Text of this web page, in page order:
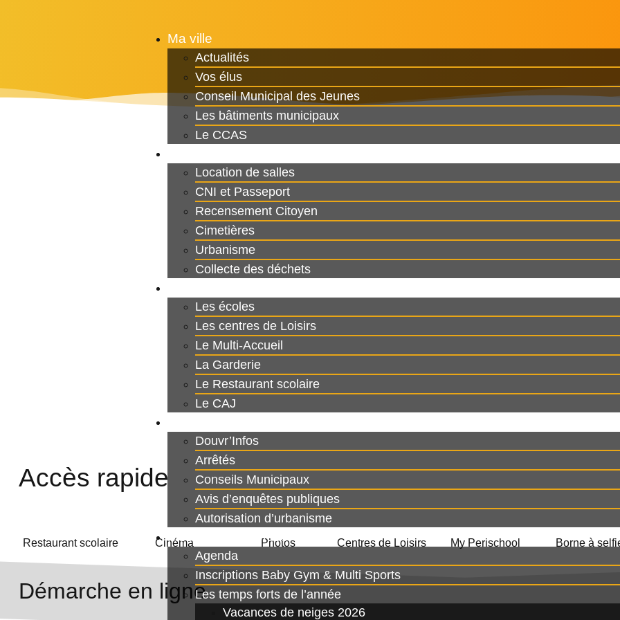
Ma ville
Actualités
Vos élus
Conseil Municipal des Jeunes
Les bâtiments municipaux
Le CCAS
Location de salles
CNI et Passeport
Recensement Citoyen
Cimetières
Urbanisme
Collecte des déchets
Les écoles
Les centres de Loisirs
Le Multi-Accueil
La Garderie
Le Restaurant scolaire
Le CAJ
Douvr’Infos
Arrêtés
Conseils Municipaux
Avis d’enquêtes publiques
Autorisation d’urbanisme
Mes loisirs et sorties
Agenda
Inscriptions Baby Gym & Multi Sports
Les temps forts de l’année
Vacances de neiges 2026
Accès rapide
Restaurant scolaire Cinéma Photos Centres de Loisirs My Perischool Borne à
Démarche en ligne